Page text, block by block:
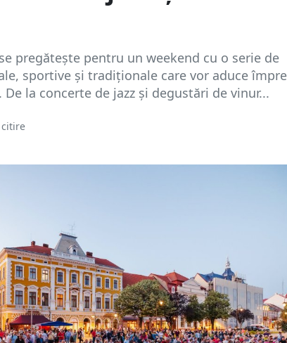
pregătește pentru un weekend cu o serie de
sportive și tradiționale care vor aduce
la concerte de jazz și degustări de vinur...